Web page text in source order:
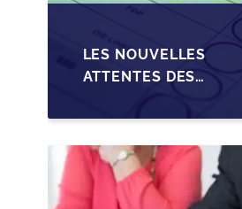
LES NOUVELLES
ATTENTES DES
TRANSMISSION DES
PME BELGES